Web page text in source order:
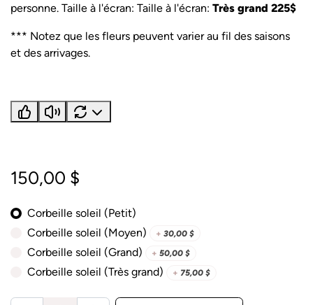
personne. Taille à l'écran: Taille à l'écran: Très grand 225$
*** Notez que les fleurs peuvent varier au fil des saisons
et des arrivages.
150,00 $
Corbeille soleil (Petit)
Corbeille soleil (Moyen)
+ 30,00$
Corbeille soleil (Grand) + 50,00$
Corbeille soleil (Très grand) + 75,00$